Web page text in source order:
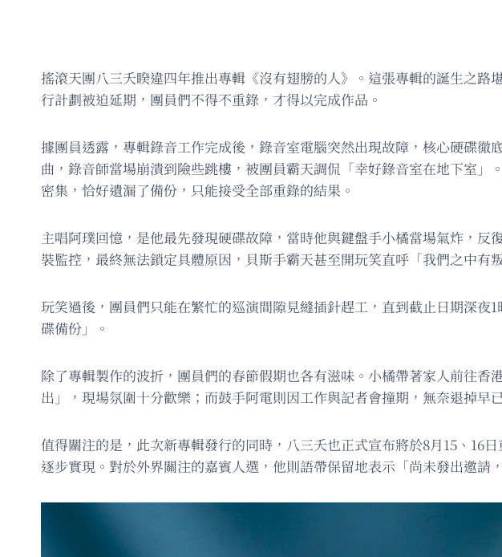
搖滾天團八三夭睽違四年推出專輯《沒有翅膀的人》。這張專輯的誕生之
行計劃被迫延期，團員們不得不重錄，才得以完成作品。
據團員透露，專輯錄音工作完成後，錄音室電腦突然出現故障，核心硬碟
曲，錄音師當場崩潰到險些跳樓，被團員霸天調侃「幸好錄音室在地下室
密集，恰好遺漏了備份，只能接受全部重錄的結果。
主唱阿璞回憶，是他最先發現硬碟故障，當時他與鍵盤手小橘當場氣炸，
裝監控，最終無法鎖定具體原因，貝斯手霸天甚至開玩笑直呼「我們之中有
玩笑過後，團員們只能在繁忙的巡演間隙見縫插針趕工，直到截止日期深
碟備份」。
除了專輯製作的波折，團員們的春節假期也各有滋味。小橘帶著家人前往
出」，現場氛圍十分歡樂；而鼓手阿電則因工作與記者會撞期，無奈退掉早
值得關注的是，此次新專輯發行的同時，八三夭也正式宣布將於8月15、16
逐步實現。對於外界關注的嘉賓人選，他則語帶保留地表示「尚未發出邀請